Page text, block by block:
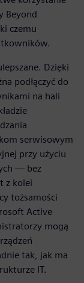
Beyond
czemu
Dzięki
podłączyć do
na hali
serwisowym
przy użyciu
— bez
z kolei
tożsamości
Active
mogą
tak, jak ma
IT.